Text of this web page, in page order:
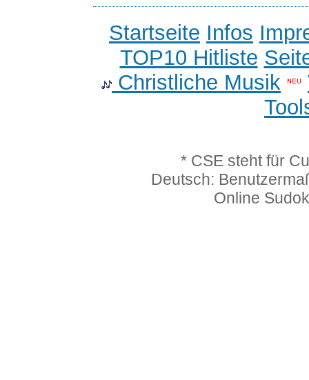
Startseite Infos
TOP10 Hitliste
Christliche Musik
* CSE steht für
Deutsch:
Online